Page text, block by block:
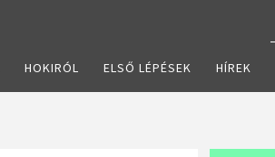
HOKIRÓL ELSŐ LÉPÉSEK HÍREK